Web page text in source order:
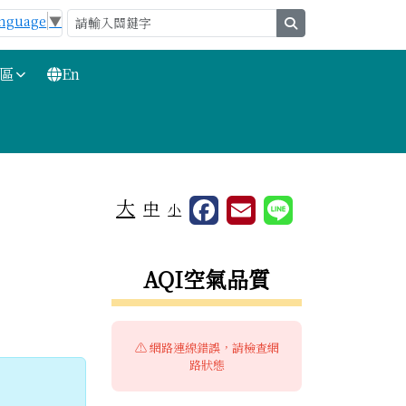
▼
En
大 中 小
右邊區域內容
AQI空氣品質
⚠️ 網路連線錯誤，請檢查網
路狀態